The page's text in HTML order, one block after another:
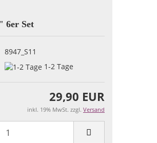
6er Set
8947_S11
1-2 Tage
29,90 EUR
inkl. 19% MwSt. zzgl. Versand